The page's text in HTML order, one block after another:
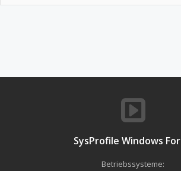
SysProfile Windows
Betriebssysteme: